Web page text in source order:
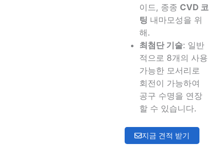
이드, 종종 CVD 코
팅 내마모성을 위
해.
최첨단 기술: 일반
적으로 8개의 사용
가능한 모서리로
회전이 가능하여
공구 수명을 연장
할 수 있습니다.
지금 견적 받기